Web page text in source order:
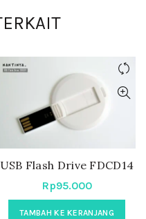
USB Flash Drive FDCD14
Rp95.000
TAMBAH KE KERANJANG